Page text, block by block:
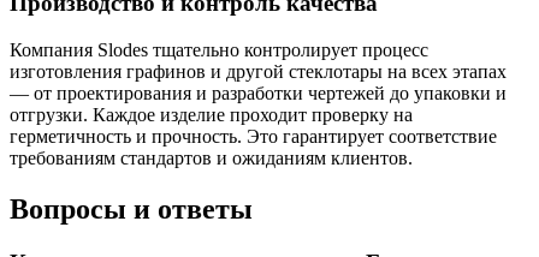
Компания Slodes тщательно контролирует процесс
изготовления графинов и другой стеклотары на всех этапах
— от проектирования и разработки чертежей до упаковки и
отгрузки. Каждое изделие проходит проверку на
герметичность и прочность. Это гарантирует соответствие
требованиям стандартов и ожиданиям клиентов.
Вопросы и ответы